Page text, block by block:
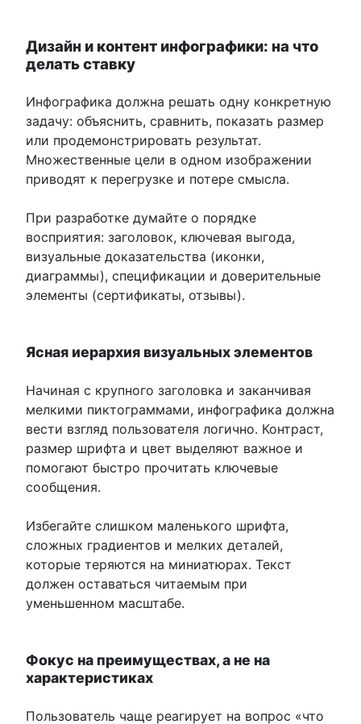
Дизайн и контент инфографики: на что
делать ставку
Инфографика должна решать одну конкретную
задачу: объяснить, сравнить, показать размер
или продемонстрировать результат.
Множественные цели в одном изображении
приводят к перегрузке и потере смысла.
При разработке думайте о порядке
восприятия: заголовок, ключевая выгода,
визуальные доказательства (иконки,
диаграммы), спецификации и доверительные
элементы (сертификаты, отзывы).
Ясная иерархия визуальных элементов
Начиная с крупного заголовка и заканчивая
мелкими пиктограммами, инфографика должна
вести взгляд пользователя логично. Контраст,
размер шрифта и цвет выделяют важное и
помогают быстро прочитать ключевые
сообщения.
Избегайте слишком маленького шрифта,
сложных градиентов и мелких деталей,
которые теряются на миниатюрах. Текст
должен оставаться читаемым при
уменьшенном масштабе.
Фокус на преимуществах, а не на
характеристиках
Пользователь чаще реагирует на вопрос «что